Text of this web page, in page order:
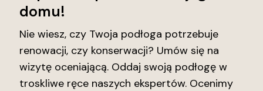
domu!
Nie wiesz, czy Twoja podłoga potrzebuje
renowacji, czy konserwacji? Umów się na
wizytę oceniającą. Oddaj swoją podłogę w
troskliwe ręce naszych ekspertów. Ocenimy